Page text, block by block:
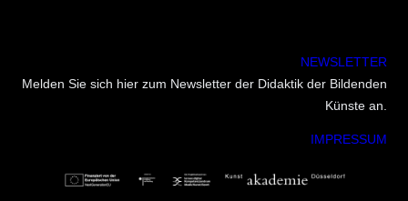
NEWSLETTER
Melden Sie sich hier zum Newsletter der Didaktik der Bildenden
Künste an.
IMPRESSUM